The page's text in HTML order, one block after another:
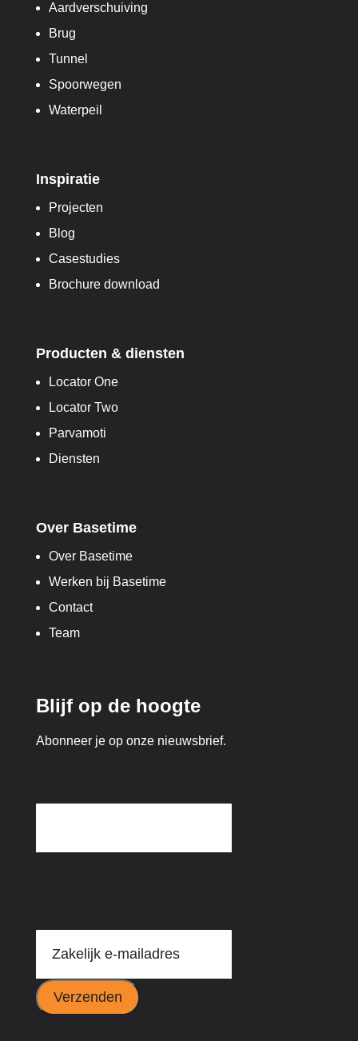
Aardverschuiving
Brug
Tunnel
Spoorwegen
Waterpeil
Inspiratie
Projecten
Blog
Casestudies
Brochure download
Producten & diensten
Locator One
Locator Two
Parvamoti
Diensten
Over Basetime
Over Basetime
Werken bij Basetime
Contact
Team
Blijf op de hoogte
Abonneer je op onze nieuwsbrief.
Verzenden